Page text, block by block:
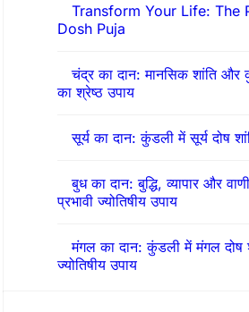
Transform Your Life: The
Dosh Puja
चंद्र का दान: मानसिक शांति और
का श्रेष्ठ उपाय
सूर्य का दान: कुंडली में सूर्य दोष
बुध का दान: बुद्धि, व्यापार और
प्रभावी ज्योतिषीय उपाय
मंगल का दान: कुंडली में मंगल दोष
ज्योतिषीय उपाय